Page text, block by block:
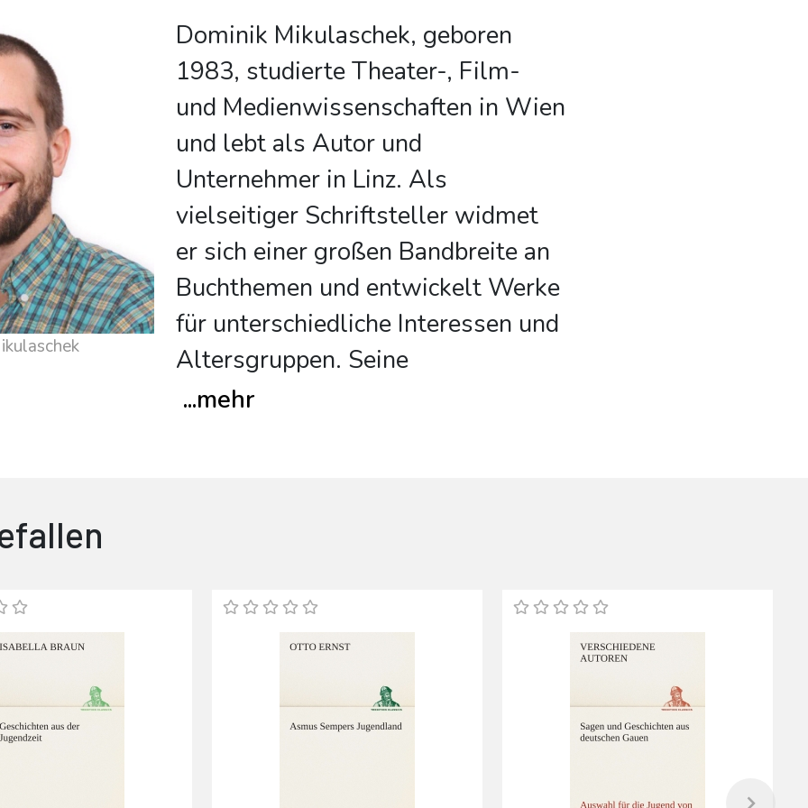
Dominik Mikulaschek
Dominik Mikulaschek, geboren
1983, studierte Theater-, Film-
und Medienwissenschaften in Wien
und lebt als Autor und
Unternehmer in Linz. Als
vielseitiger Schriftsteller widmet
er sich einer großen Bandbreite an
Buchthemen und entwickelt Werke
für unterschiedliche Interessen und
Altersgruppen. Seine
...mehr